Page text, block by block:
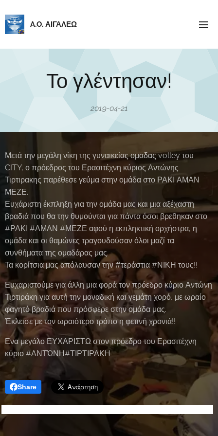
A.O. ΑΙΓΑΛΕΩ
Το γλέντησαν!
2019-04-21
Μετά την μεγάλη νίκη της γυναικείας ομαδας volley του
CITY, ο πρόεδρος του Ερασιτέχνη κύριος Αντώνης
Τιρτιρακης παρέθεσε γεύμα στην ομάδα στο ΡΑΚΙ ΑΜΑΝ
ΜΕΖΕ.
Ευχάριστη έκπληξη για την ομάδα μας και μια αξέχαστη
βραδιά που θα την θυμούνται για πάντα όσοι βρεθηκαν στο
#ΡΑΚΙ #ΑΜΑΝ #ΜΕΖΕ αφού η εκπληκτική ορχήστρα, η
ομάδα και οι θαμώνες τραγουδούσαν όλοι μαζί τα
συνθήματα της ομαδάρας μας.
Τα κορίτσια μας απόλαυσαν την #τεράστια #ΝΙΚΗ τους!!
Ευχαριστούμε για άλλη μια φορά τον πρόεδρο κύριο Αντώνη
Τιρτιράκη για αυτή την μοναδική και γεμάτη χορό, με ωραίο
φαγητό βραδιά που πρόσφερε στην ομάδα μας.
Έκλεισε με τον ωραιότερο τρόπο η φετινή χρονιά!!
Ενα μεγάλο ΕΥΧΑΡΙΣΤΩ στον πρόεδρο του Ερασιτέχνη
κύριο #ΑΝΤΏΝΗ#ΤΙΡΤΙΡΑΚΗ
Share